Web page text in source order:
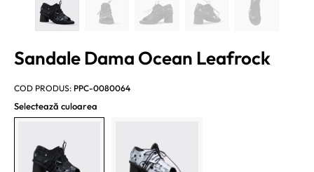
Sandale Dama Ocean Leafrock
COD PRODUS: PPC-0080064
Selectează culoarea